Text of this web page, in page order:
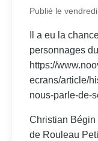
Publié le
Il a eu la
personnages
https://
ecrans/article/
nous-parle-de-
Christian
de Rouleau